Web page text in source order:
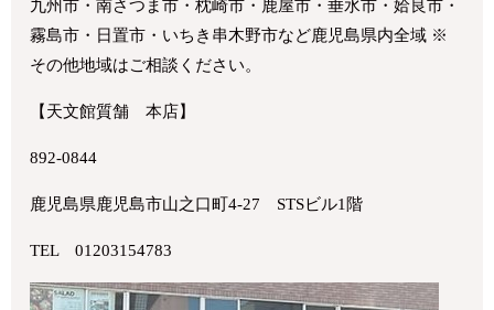
九州市・南さつま市・枕崎市・鹿屋市・垂水市・姶良市・
霧島市・日置市・いちき串木野市など鹿児島県内全域 ※
その他地域はご相談ください。
【天文館質舗 本店】
892-0844
鹿児島県鹿児島市山之口町4-27 STSビル1階
TEL 01203154783